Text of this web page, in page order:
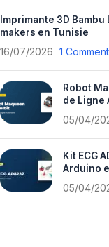
Imprimante 3D
makers en Tunisie
16/07/2026 1 Comment
Robot
de Ligne
05/04/
Kit ECG
Arduino
05/04/